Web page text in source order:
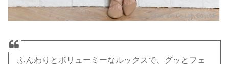
ふんわりとボリューミーなルックスで、グッとフェ